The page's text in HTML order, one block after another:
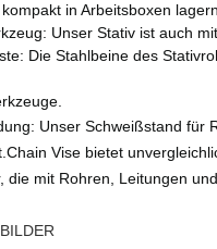
in Arbeitsboxen
Unser Stativ ist auch
Die Stahlbeine des
Unser Schweißstand
Vise bietet
die mit Rohren, Leitungen